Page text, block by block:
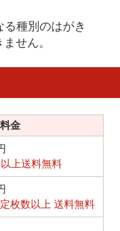
種別のはがき
せん。
金
上送料無料
枚数以上 送料無料